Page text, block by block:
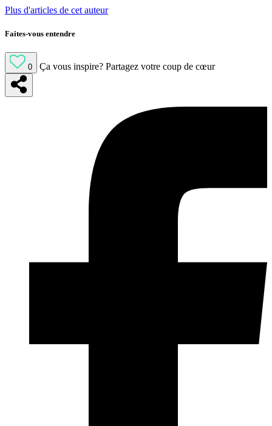
Plus d'articles de cet auteur
Faites-vous entendre
0 Ça vous inspire? Partagez votre coup de cœur